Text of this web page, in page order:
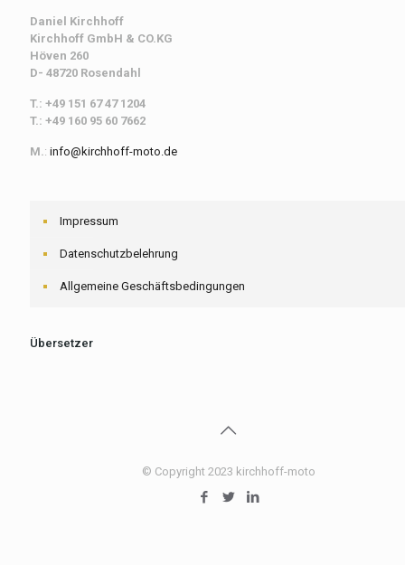
Daniel Kirchhoff
Kirchhoff GmbH & CO.KG
Höven 260
D- 48720 Rosendahl
T.: +49 151 67 47 1204
T.: +49 160 95 60 7662
M.: info@kirchhoff-moto.de
Impressum
Datenschutzbelehrung
Allgemeine Geschäftsbedingungen
Übersetzer
© Copyright 2023 kirchhoff-moto